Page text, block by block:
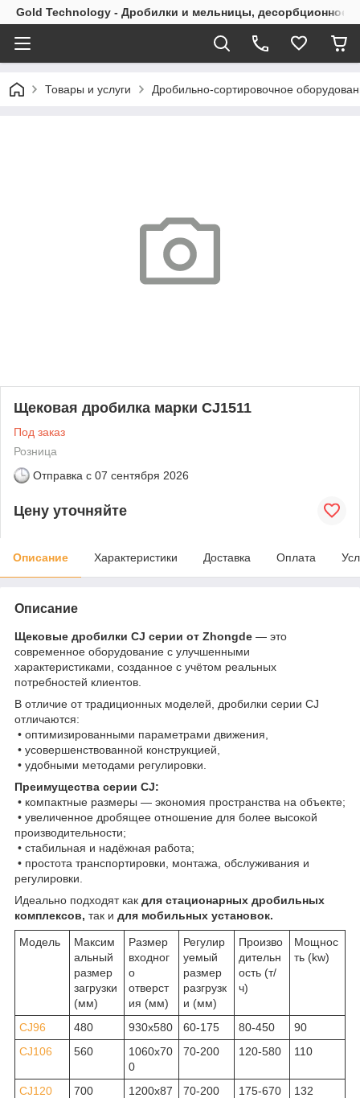
Gold Technology - Дробилки и мельницы, десорбционное
Товары и услуги Дробильно-сортировочное
Щековая дробилка марки CJ1511
Под заказ
Розница
Отправка с 07 сентября 2026
Цену уточняйте
Описание Характеристики Доставка Оплата
Описание
Щековые дробилки CJ серии от Zhongde — это
современное оборудование с улучшенными
характеристиками, созданное с учётом реальных
потребностей клиентов.
В отличие от традиционных моделей, дробилки серии CJ
отличаются:
• оптимизированными параметрами движения,
• усовершенствованной конструкцией,
• удобными методами регулировки.
Преимущества серии CJ:
• компактные размеры — экономия пространства на объекте;
• увеличенное дробящее отношение для более высокой
производительности;
• стабильная и надёжная работа;
• простота транспортировки, монтажа, обслуживания и
регулировки.
Идеально подходят как для стационарных дробильных
комплексов, так и для мобильных установок.
Модель
Максим
альный
размер
загрузки
(мм)
Размер
входног
о
отверст
ия (мм)
Регулир
уемый
размер
разгрузк
и (мм)
Произво
дительн
ость (т/
ч)
Мощнос
ть (kw)
CJ96 480 930x580 60-175 80-450
90
CJ106
560
1060x70
0
70-200 120-580 110
CJ120 700
1200x87
70-200 175-670 132